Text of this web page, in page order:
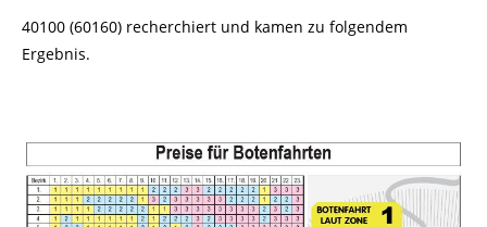
40100 (60160) recherchiert und kamen zu folgendem
Ergebnis.